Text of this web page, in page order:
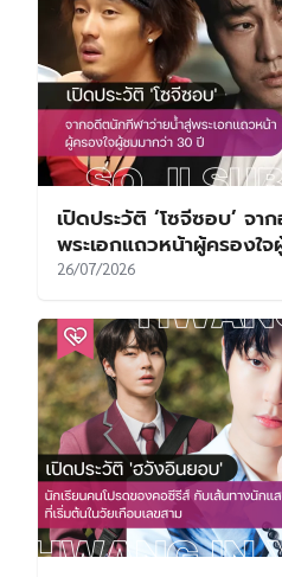
เปิดประวัติ ‘โซจีซอบ’ จ
พระเอกแถวหน้าผู้ครองใ
26/07/2026